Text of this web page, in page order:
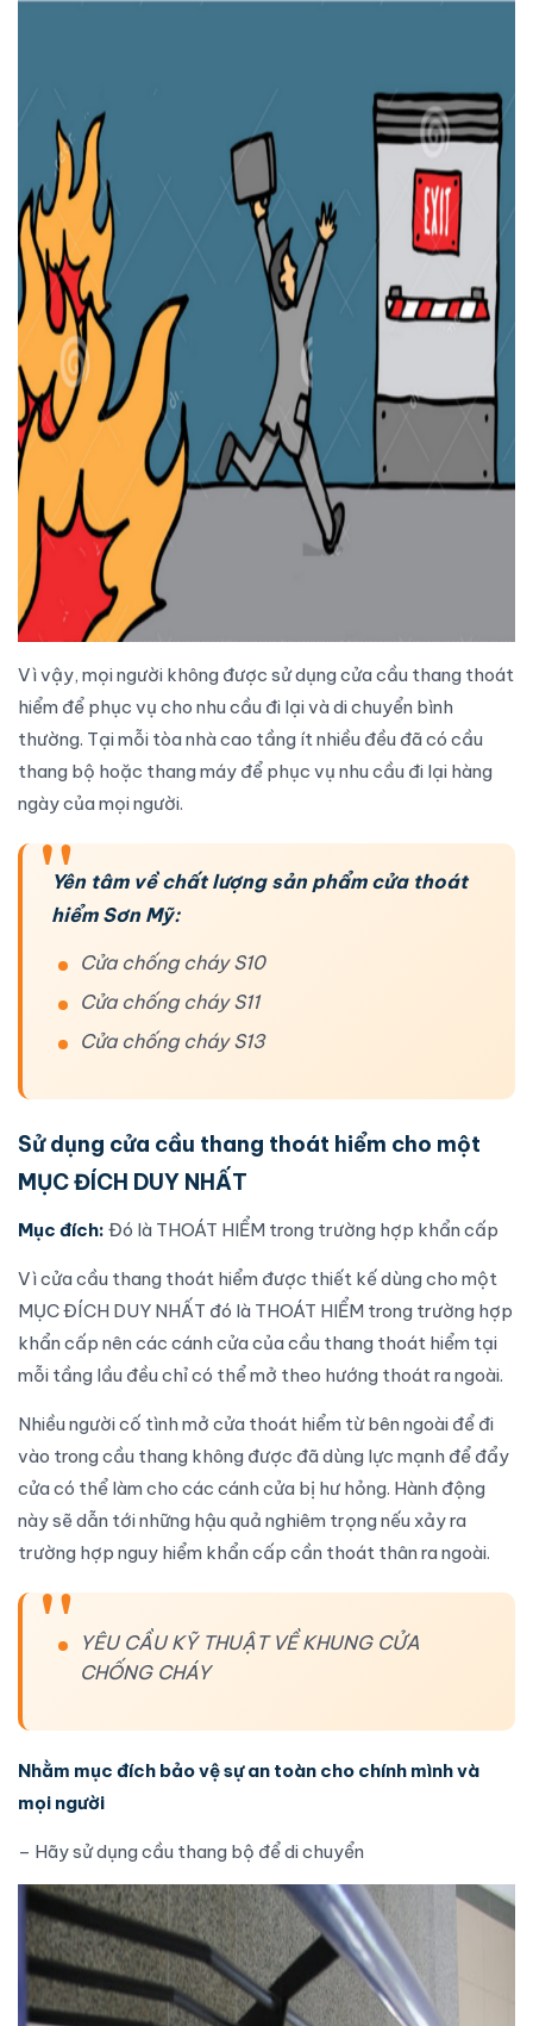
Vì vậy, mọi người không được sử dụng cửa cầu thang thoát
hiểm để phục vụ cho nhu cầu đi lại và di chuyển bình
thường. Tại mỗi tòa nhà cao tầng ít nhiều đều đã có cầu
thang bộ hoặc thang máy để phục vụ nhu cầu đi lại hàng
ngày của mọi người.
Yên tâm về chất lượng sản phẩm cửa thoát
hiểm Sơn Mỹ:
Cửa chống cháy S10
Cửa chống cháy S11
Cửa chống cháy S13
Sử dụng cửa cầu thang thoát hiểm cho một
MỤC ĐÍCH DUY NHẤT
Mục đích: Đó là THOÁT HIỂM trong trường hợp khẩn cấp
Vìcửa cầu thang thoát hiểm được thiết kế dùng cho một
MỤC ĐÍCH DUY NHẤT đó là THOÁT HIỂM trong trường hợp
khẩn cấp nên các cánh cửa của cầu thang thoát hiểm tại
mỗi tầng lầu đều chỉ có thể mở theo hướng thoát ra ngoài.
Nhiều người cố tình mở cửa thoát hiểm từ bên ngoài để đi
vào trong cầu thang không được đã dùng lực mạnh để đẩy
cửa có thể làm cho các cánh cửa bị hư hỏng. Hành động
này sẽ dẫn tới những hậu quả nghiêm trọng nếu xảy ra
trường hợp nguy hiểm khẩn cấp cần thoát thân ra ngoài.
YÊU CẦU KỸ THUẬT VỀ KHUNG CỬA
CHỐNG CHÁY
Nhằm mục đích bảo vệ sự an toàn cho chính mình và
mọi người
– Hãy sử dụng cầu thang bộ để di chuyển